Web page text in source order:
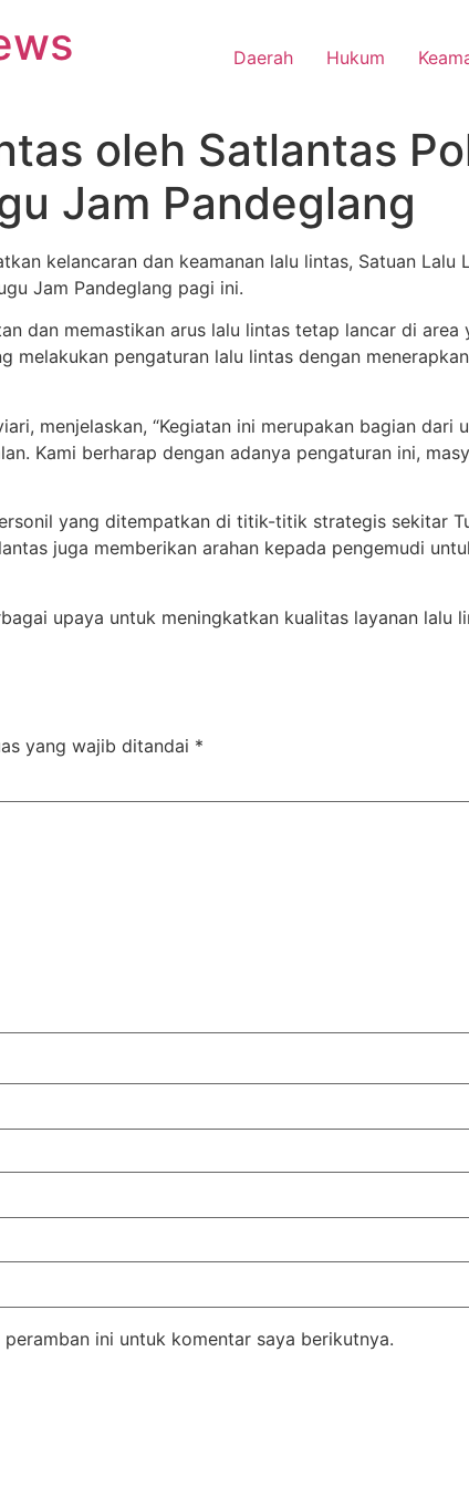
Daerah Hukum
oleh Satlantas
Jam Pandeglang
kelancaran dan keamanan lalu lintas, Satuan Lalu
Jam Pandeglang pagi ini.
dan memastikan arus lalu lintas tetap lancar di
melakukan pengaturan lalu lintas dengan
menjelaskan, “Kegiatan ini merupakan bagian
Kami berharap dengan adanya pengaturan ini,
yang ditempatkan di titik-titik strategis sekitar
juga memberikan arahan kepada pengemudi
upaya untuk meningkatkan kualitas layanan lalu
yang wajib ditandai *
ini untuk komentar saya berikutnya.